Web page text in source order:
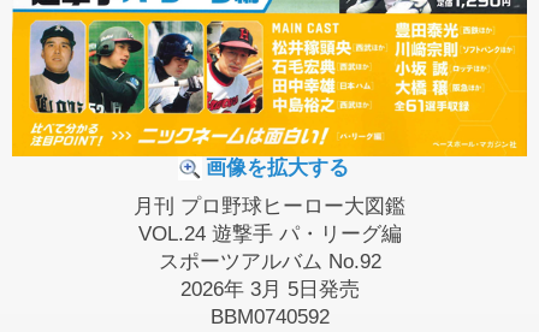
画像を拡大する
月刊 プロ野球ヒーロー大図鑑
VOL.24 遊撃手 パ・リーグ編
スポーツアルバム No.92
2026年 3月 5日発売
BBM0740592